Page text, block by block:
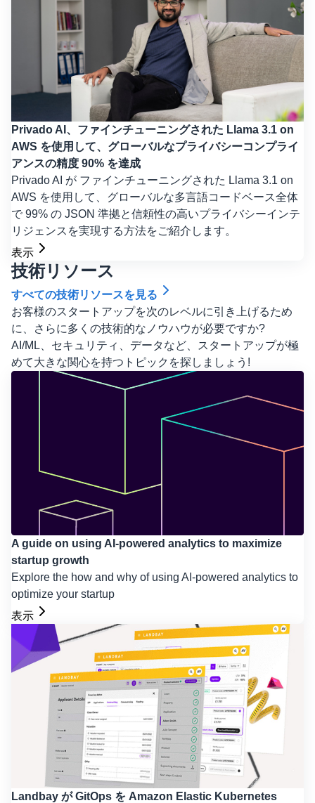
Privado AI、ファインチューニングされた Llama 3.1 on
AWS を使用して、グローバルなプライバシーコンプライ
アンスの精度 90% を達成
Privado AI が ファインチューニングされた Llama 3.1 on
AWS を使用して、グローバルな多言語コードベース全体
で 99% の JSON 準拠と信頼性の高いプライバシーインテ
リジェンスを実現する方法をご紹介します。
表示
技術リソース
すべての技術リソースを見る
お客様のスタートアップを次のレベルに引き上げるため
に、さらに多くの技術的なノウハウが必要ですか?
AI/ML、セキュリティ、データなど、スタートアップが極
めて大きな関心を持つトピックを探しましょう!
A guide on using AI-powered analytics to maximize
startup growth
Explore the how and why of using AI-powered analytics to
optimize your startup
表示
Landbay が GitOps を Amazon Elastic Kubernetes